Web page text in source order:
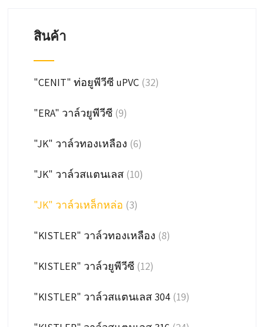
สินค้า
"CENIT" ท่อยูพีวีซี uPVC (32)
"ERA" วาล์วยูพีวีซี (9)
"JK" วาล์วทองเหลือง (6)
"JK" วาล์วสแตนเลส (10)
"JK" วาล์วเหล็กหล่อ (3)
"KISTLER" วาล์วทองเหลือง (8)
"KISTLER" วาล์วยูพีวีซี (12)
"KISTLER" วาล์วสแตนเลส 304 (19)